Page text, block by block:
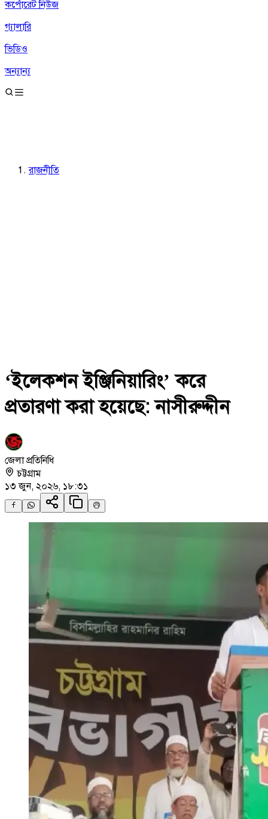
কর্পোরেট নিউজ
গ্যালারি
ভিডিও
অন্যান্য
রাজনীতি
‘ইলেকশন ইঞ্জিনিয়ারিং’ করে
প্রতারণা করা হয়েছে: নাসীরুদ্দীন
জেলা প্রতিনিধি
চট্টগ্রাম
১৩ জুন, ২০২৬, ১৮:৩১